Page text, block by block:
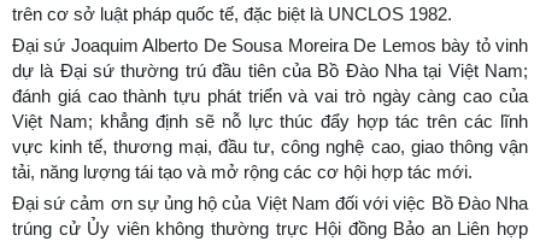
trên cơ sở luật pháp quốc tế, đặc biệt là UNCLOS 1982.
Đại sứ Joaquim Alberto De Sousa Moreira De Lemos bày tỏ vinh
dự là Đại sứ thường trú đầu tiên của Bồ Đào Nha tại Việt Nam;
đánh giá cao thành tựu phát triển và vai trò ngày càng cao của
Việt Nam; khẳng định sẽ nỗ lực thúc đẩy hợp tác trên các lĩnh
vực kinh tế, thương mại, đầu tư, công nghệ cao, giao thông vận
tải, năng lượng tái tạo và mở rộng các cơ hội hợp tác mới.
Đại sứ cảm ơn sự ủng hộ của Việt Nam đối với việc Bồ Đào Nha
trúng cử Ủy viên không thường trực Hội đồng Bảo an Liên hợp